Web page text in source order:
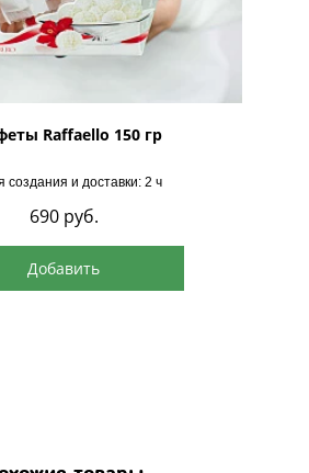
Raffaello 150 гр
создания и доставки: 2 ч
690 руб.
Добавить